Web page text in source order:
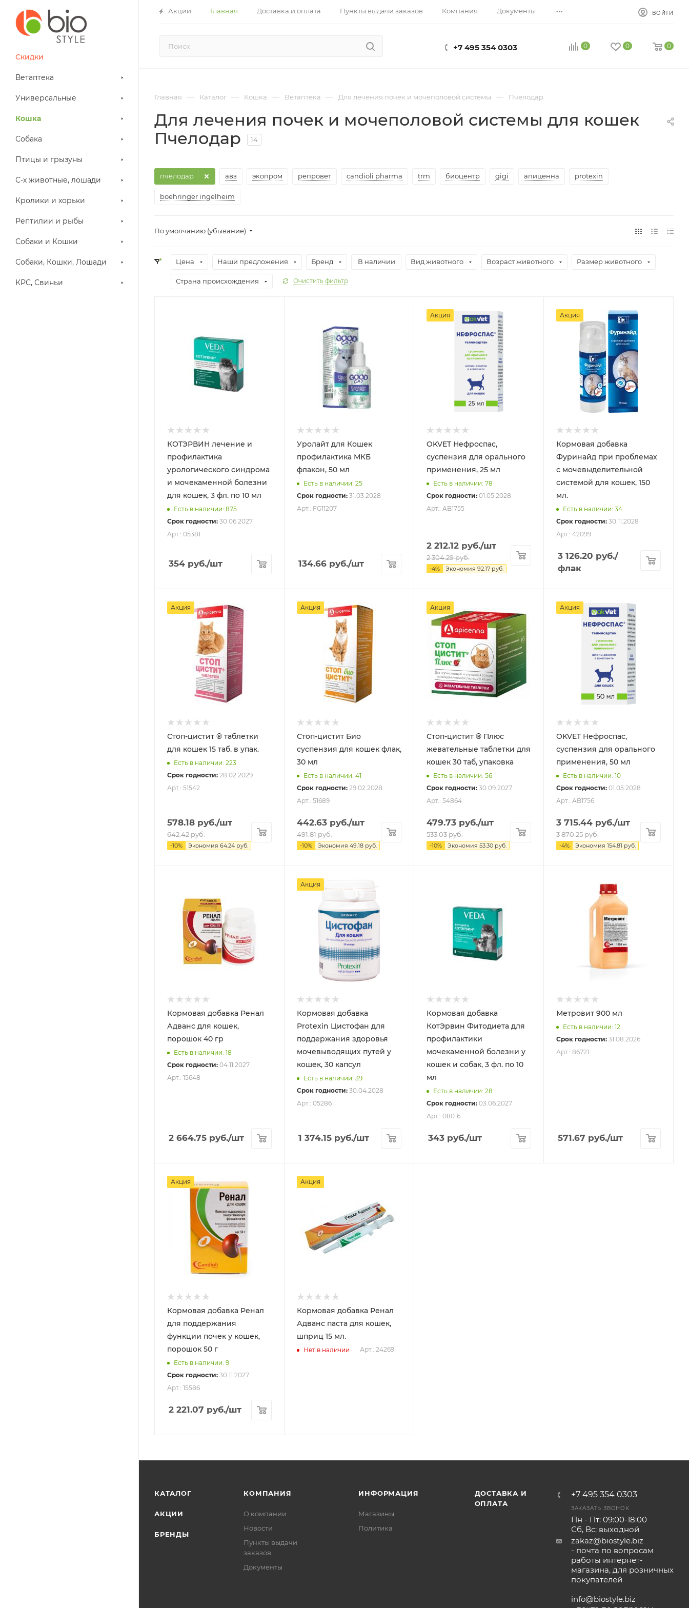
Акции Главная Доставка и оплата Пункты выдачи заказов Компания Документы ... ВОЙТИ
+7 495 354 0303 0 0 0
Скидки
Ветаптека
Универсальные
Кошка
Собака
Птицы и грызуны
С-х животные, лошади
Кролики и хорьки
Рептилии и рыбы
Собаки и Кошки
Собаки, Кошки, Лошади
КРС, Свиньи
Главная — Каталог — Кошка — Ветаптека — Для лечения почек и мочеполовой системы — Пчелодар
Для лечения почек и мочеполовой системы для кошек
Пчелодар
14
авз экопром
пчелодар репровет candioli pharma trm биоцентр gigi апиценна protexin
boehringer ingelheim
По умолчанию (убывание)
Цена Наши предложения Бренд В наличии Вид животного Возраст животного Размер животного
Страна происхождения Очистить фильтр
КОТЭРВИН лечение и
профилактика
урологического синдрома
и мочекаменной болезни
для кошек, 3 фл. по 10 мл
Есть в наличии: 875
Срок годности: 30.06.2027
Арт.: 05381
354 руб./шт
Уролайт для Кошек
профилактика МКБ
флакон, 50 мл
Есть в наличии: 25
Срок годности: 31.03.2028
Арт.: FG11207
134.66 руб./шт
Акция
OKVET Нефроспас,
суспензия для орального
применения, 25 мл
Есть в наличии: 78
Срок годности: 01.05.2028
Арт.: AB1755
2 212.12 руб./шт
2 304.29руб.
-4% Экономия 92.17 руб.
Акция
Кормовая добавка
Фуринайд при проблемах
с мочевыделительной
системой для кошек, 150
мл.
Есть в наличии: 34
Срок годности: 30.11.2028
Арт.: 42099
3 126.20 руб./
флак
Акция
Стоп-цистит ® таблетки
для кошек 15 таб. в упак.
Есть в наличии: 223
Срок годности: 28.02.2029
Арт.: 51542
578.18 руб./шт
642.42руб.
-10% Экономия 64.24 руб.
Акция
Стоп-цистит Био
суспензия для кошек флак,
30 мл
Есть в наличии: 41
Срок годности: 29.02.2028
Арт.: 51689
442.63 руб./шт
491.81руб.
-10% Экономия 49.18 руб.
Акция
Стоп-цистит ® Плюс
жевательные таблетки для
кошек 30 таб, упаковка
Есть в наличии: 56
Срок годности: 30.09.2027
Арт.: 54864
479.73 руб./шт
533.03руб.
-10% Экономия 53.30 руб.
Акция
OKVET Нефроспас,
суспензия для орального
применения, 50 мл
Есть в наличии: 10
Срок годности: 01.05.2028
Арт.: AB1756
3 715.44 руб./шт
3 870.25руб.
-4% Экономия 154.81 руб.
Кормовая добавка Ренал
Адванс для кошек,
порошок 40 гр
Есть в наличии: 18
Срок годности: 04.11.2027
Арт.: 15648
2 664.75 руб./шт
Акция
Кормовая добавка
Protexin Цистофан для
поддержания здоровья
мочевыводящих путей у
кошек, 30 капсул
Есть в наличии: 39
Срок годности: 30.04.2028
Арт.: 05286
1 374.15 руб./шт
Кормовая добавка
КотЭрвин Фитодиета для
профилактики
мочекаменной болезни у
кошек и собак, 3 фл. по 10
мл
Есть в наличии: 28
Срок годности: 03.06.2027
Арт.: 08016
343 руб./шт
Метровит 900 мл
Есть в наличии: 12
Срок годности: 31.08.2026
Арт.: 86721
571.67 руб./шт
Акция
Кормовая добавка Ренал
для поддержания
функции почек у кошек,
порошок 50 г
Есть в наличии: 9
Срок годности: 30.11.2027
Арт.: 15586
2 221.07 руб./шт
Акция
Кормовая добавка Ренал
Адванс паста для кошек,
шприц 15 мл.
Нет в наличии Арт.: 24269
КАТАЛОГ
АКЦИИ
БРЕНДЫ
КОМПАНИЯ
О компании
Новости
Пункты выдачи
заказов
Документы
ИНФОРМАЦИЯ
Магазины
Политика
ДОСТАВКА И
ОПЛАТА
+7 495 354 0303
ЗАКАЗАТЬ ЗВОНОК
Пн - Пт: 09:00-18:00
Сб, Вс: выходной
zakaz@biostyle.biz
- почта по вопросам
работы интернет-
магазина, для розничных
покупателей
info@biostyle.biz